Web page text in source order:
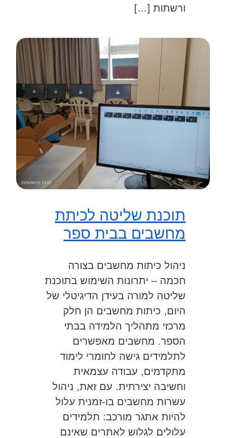
ורשתות […]
תוכנת שליטה לכיתת
מחשבים בבית ספר
ניהול כיתות מחשבים בצורה
חכמה – יתרונות השימוש בתוכנת
שליטה למורה בעידן הדיגיטלי של
היום, כיתות מחשבים הן חלק
מרכזי מתהליך הלמידה בבתי
הספר. מחשבים מאפשרים
לתלמידים גישה לחומרי לימוד
מתקדמים, עבודה עצמאית
וחשיבה יצירתית. עם זאת, ניהול
עשרות מחשבים בו-זמנית עלול
להיות אתגר מורכב: תלמידים
עלולים לגלוש לאתרים שאינם